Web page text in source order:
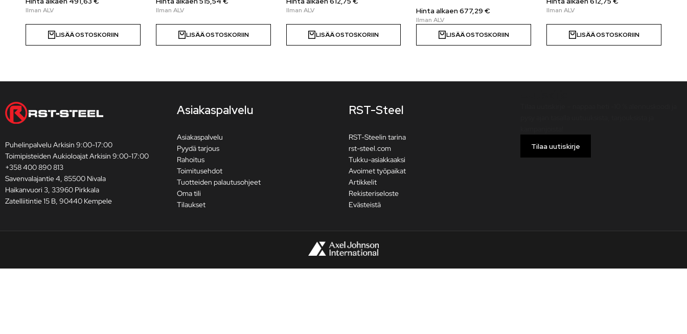
LISÄÄ OSTOSKORIIN LISÄÄ OSTOSKORIIN LISÄÄ OSTOSKORIIN
Hinta alkaen 677,29 €
LISÄÄ OSTOSKORIIN LISÄÄ OSTOSKORIIN
Puhelinpalvelu Arkisin 9:00-17:00
Toimipisteiden Aukioloajat Arkisin 9:00-17:00
+358 400 890 813
Savenvalajantie 4, 85500 Nivala
Haikanvuori 3, 33960 Pirkkala
Zatelliitintie 15 B, 90440 Kempele
Asiakaspalvelu
Asiakaspalvelu
Pyydä tarjous
Rahoitus
Toimitusehdot
Tuotteiden palautusohjeet
Oma tili
Tilaukset
RST-Steel
RST-Steelin tarina
rst-steel.com
Tukku-asiakkaaksi
Avoimet työpaikat
Artikkelit
Rekisteriseloste
Evästeistä
Tilaa uutiskirje